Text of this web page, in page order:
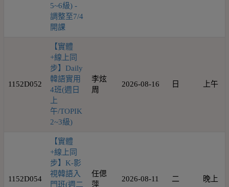
5~6級) -
調整至7/4
開課
1152D052
【實體
+線上同
步】Daily
韓語實用
4班(週日
上
午/TOPIK
2~3級)
李炫
周
2026-08-16 日 上午
1152D054
【實體
+線上同
步】K-影
視韓語入
門班(週二
任偲
萍
2026-08-11 二 晚上